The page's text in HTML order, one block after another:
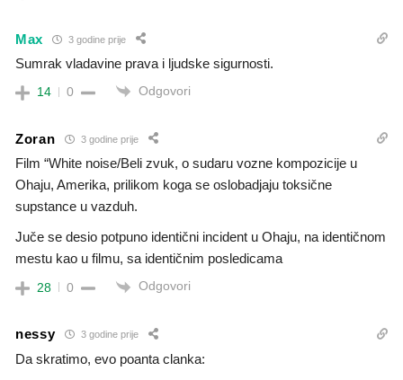
Max 3 godine prije
Sumrak vladavine prava i ljudske sigurnosti.
14 0 Odgovori
Zoran 3 godine prije
Film “White noise/Beli zvuk, o sudaru vozne kompozicije u
Ohaju, Amerika, prilikom koga se oslobadjaju toksične
supstance u vazduh.
Juče se desio potpuno identični incident u Ohaju, na identičnom
mestu kao u filmu, sa identičnim posledicama
28 0 Odgovori
nessy 3 godine prije
Da skratimo, evo poanta clanka: